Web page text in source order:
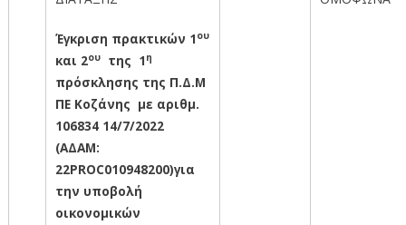
Έγκριση πρακτικών 1 ου
και 2ουτης 1 η
πρόσκλησης της Π.Δ.Μ
ΠΕ Κοζάνης με αριθμ.
106834 14/7/2022
(ΑΔΑΜ:
22PROC010948200)για
την υποβολή
οικονομικών